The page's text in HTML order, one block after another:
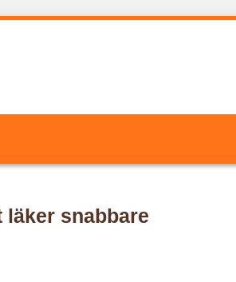
läker snabbare